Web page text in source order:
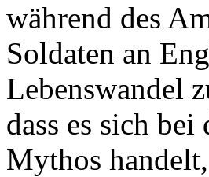
während des
Soldaten an
Lebenswandel
dass es sich
Mythos